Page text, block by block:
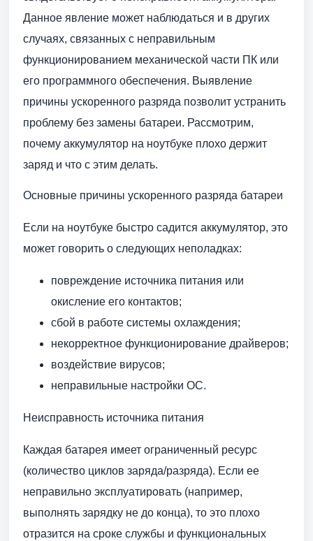
Данное явление может наблюдаться и в других
случаях, связанных с неправильным
функционированием механической части ПК или
его программного обеспечения. Выявление
причины ускоренного разряда позволит устранить
проблему без замены батареи. Рассмотрим,
почему аккумулятор на ноутбуке плохо держит
заряд и что с этим делать.
Основные причины ускоренного разряда батареи
Если на ноутбуке быстро садится аккумулятор, это
может говорить о следующих неполадках:
повреждение источника питания или
окисление его контактов;
сбой в работе системы охлаждения;
некорректное функционирование драйверов;
воздействие вирусов;
неправильные настройки ОС.
Неисправность источника питания
Каждая батарея имеет ограниченный ресурс
(количество циклов заряда/разряда). Если ее
неправильно эксплуатировать (например,
выполнять зарядку не до конца), то это плохо
отразится на сроке службы и функциональных